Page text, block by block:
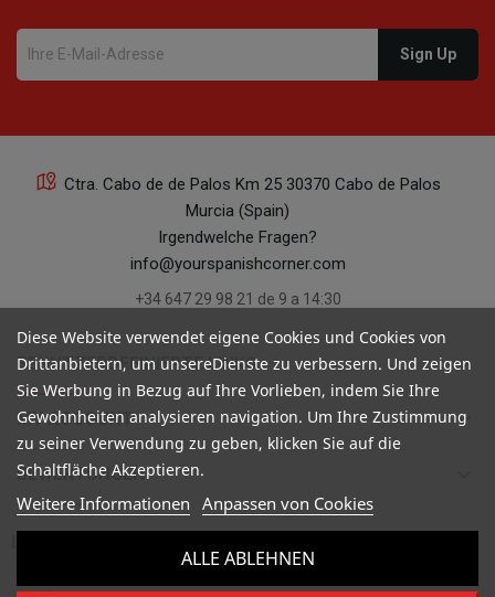
Ctra. Cabo de de Palos Km 25 30370 Cabo de Palos
Murcia (Spain)
Irgendwelche Fragen?
info@yourspanishcorner.com
+34 647 29 98 21 de 9 a 14:30
BENUTZERDEFINIERTE LINKS keyboard_arrow_down
MY ACCOUNT keyboard_arrow_down
BEWERTUNGEN
Diese Website verwendet eigene Cookies und Cookies von
Drittanbietern, um unsereDienste zu verbessern. Und zeigen
Sie Werbung in Bezug auf Ihre Vorlieben, indem Sie Ihre
Gewohnheiten analysieren navigation. Um Ihre Zustimmung
zu seiner Verwendung zu geben, klicken Sie auf die
Schaltfläche Akzeptieren.
Weitere Informationen Anpassen von Cookies
ALLE ABLEHNEN